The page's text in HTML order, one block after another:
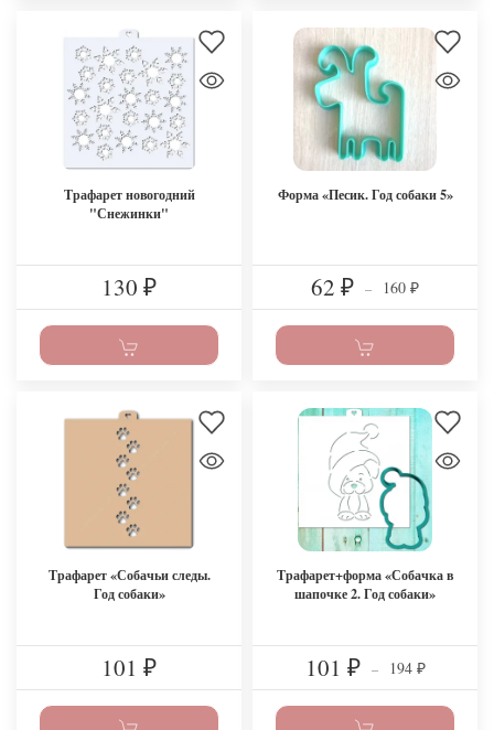
Трафарет новогодний
"Снежинки"
130 ₽
Форма «Песик. Год собаки 5»
62 ₽ – 160 ₽
Трафарет «Собачьи следы.
Год собаки»
101 ₽
Трафарет+форма «Собачка в
шапочке 2. Год собаки»
101 ₽ – 194 ₽